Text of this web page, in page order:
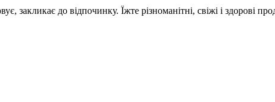
закликає до відпочинку. Їжте різноманітні, свіжі і здорові